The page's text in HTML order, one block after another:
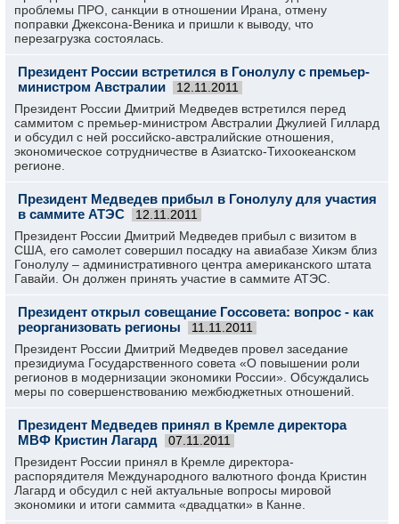
проблемы ПРО, санкции в отношении Ирана, отмену
поправки Джексона-Веника и пришли к выводу, что
перезагрузка состоялась.
Президент России встретился в Гонолулу с премьер-
министром Австралии
12.11.2011
Президент России Дмитрий Медведев встретился перед
саммитом с премьер-министром Австралии Джулией Гиллард
и обсудил с ней российско-австралийские отношения,
экономическое сотрудничестве в Азиатско-Тихоокеанском
регионе.
Президент Медведев прибыл в Гонолулу для участия
в саммите АТЭС
12.11.2011
Президент России Дмитрий Медведев прибыл с визитом в
США, его самолет совершил посадку на авиабазе Хикэм близ
Гонолулу – административного центра американского штата
Гавайи. Он должен принять участие в саммите АТЭС.
Президент открыл совещание Госсовета: вопрос - как
реорганизовать регионы
11.11.2011
Президент России Дмитрий Медведев провел заседание
президиума Государственного совета «О повышении роли
регионов в модернизации экономики России». Обсуждались
меры по совершенствованию межбюджетных отношений.
Президент Медведев принял в Кремле директора
МВФ Кристин Лагард
07.11.2011
Президент России принял в Кремле директора-
распорядителя Международного валютного фонда Кристин
Лагард и обсудил с ней актуальные вопросы мировой
экономики и итоги саммита «двадцатки» в Канне.